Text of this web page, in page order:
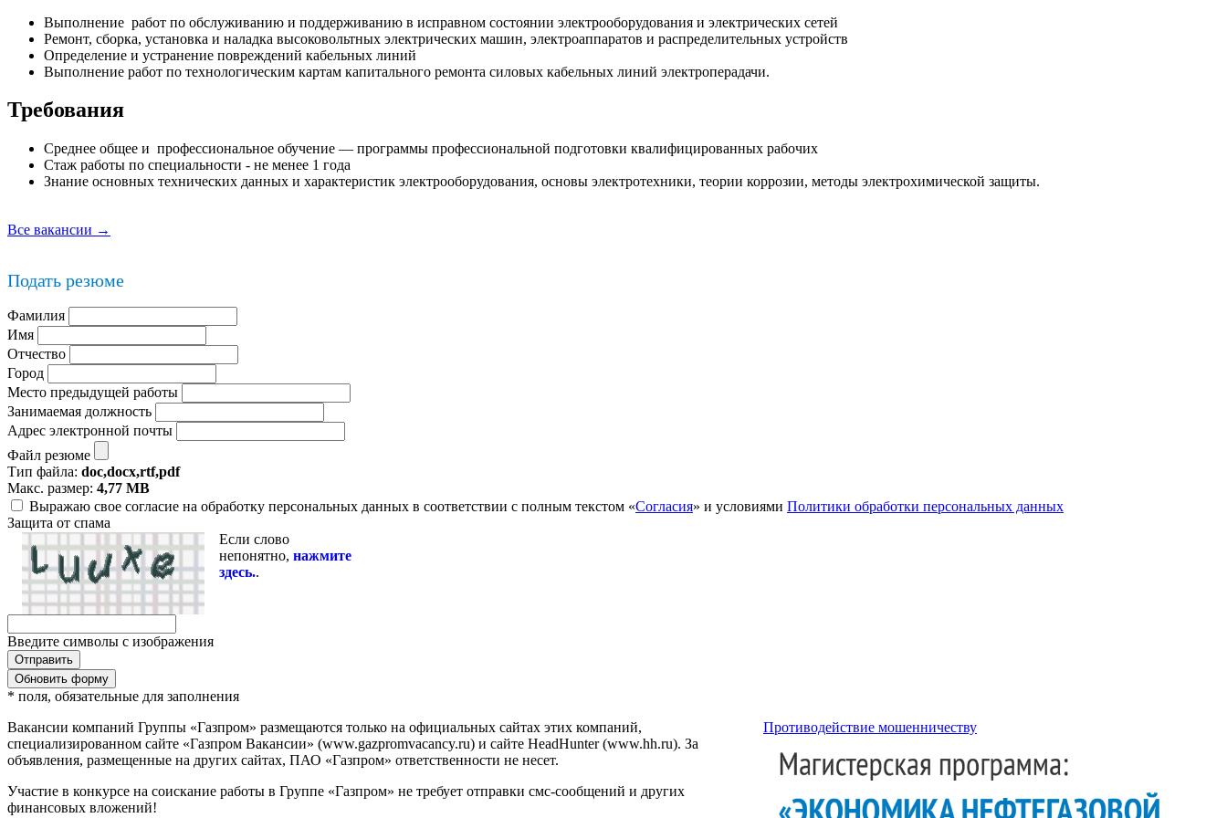
Выполнение работ по обслуживанию и поддерживанию в исправном состоянии электрооборудования и электрических сетей
Ремонт, сборка, установка и наладка высоковольтных электрических машин, электроаппаратов и распределительных устройств
Определение и устранение повреждений кабельных линий
Выполнение работ по технологическим картам капитального ремонта силовых кабельных линий электроперадачи.
Требования
Среднее общее и профессиональное обучение — программы профессиональной подготовки квалифицированных рабочих
Стаж работы по специальности - не менее 1 года
Знание основных технических данных и характеристик электрооборудования, основы электротехники, теории коррозии, методы электрохимической защиты.
Все вакансии →
Подать резюме
Фамилия
Имя
Отчество
Город
Место предыдущей работы
Занимаемая должность
Адрес электронной почты
Файл резюме
Тип файла: doc,docx,rtf,pdf
Макс. размер: 4,77 MB
Выражаю свое согласие на обработку персональных данных в соответствии с полным текстом «Согласия» и условиями Политики обработки персональных данных
Защита от спама
Если слово
непонятно, нажмите
здесь..
Введите символы с изображения
Обновить форму
* поля, обязательные для заполнения
Противодействие мошенничеству
Вакансии компаний Группы «Газпром» размещаются только на официальных сайтах этих компаний,
специализированном сайте «Газпром Вакансии» (www.gazpromvacancy.ru) и сайте HeadHunter (www.hh.ru). За
объявления, размещенные на других сайтах, ПАО «Газпром» ответственности не несет.
Участие в конкурсе на соискание работы в Группе «Газпром» не требует отправки смс-сообщений и других
финансовых вложений!